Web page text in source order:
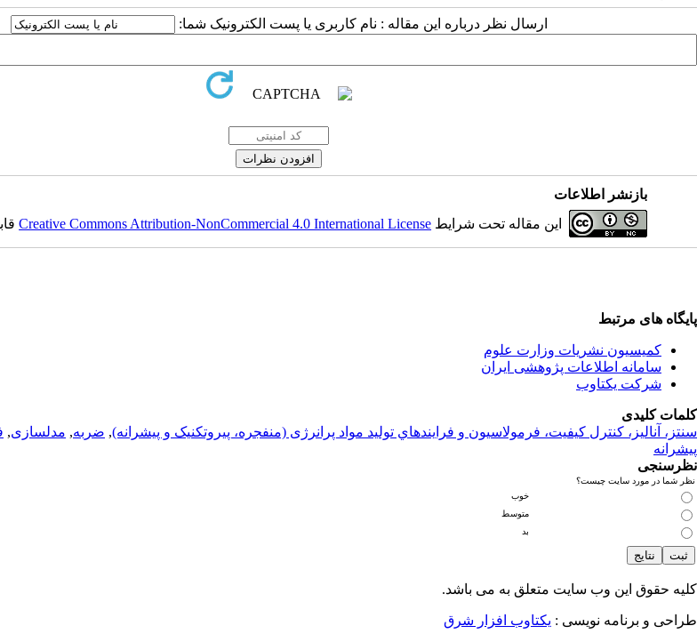
ارسال نظر درباره این مقاله : نام کاربری یا پست الکترونیک شما:
بازنشر اطلاعات
این مقاله تحت شرایط Creative Commons Attribution-NonCommercial 4.0 International License
پایگاه های مرتبط
کمیسیون نشریات وزارت علوم
سامانه اطلاعات پژوهشی ایران
شرکت یکتاوب
کلمات کلیدی
سنتز، آناليز، کنترل کيفيت، فرمولاسيون و فرايندهاي توليد مواد پرانرژی (منفجره، پيروتکنيک و پيشرانه), ضربه, مدلسازی,
پیشرانه
نظرسنجی
نظر شما در مورد سایت چیست؟
خوب
متوسط
بد
کلیه حقوق این وب سایت متعلق به می باشد.
طراحی و برنامه نویسی : یکتاوب افزار شرق